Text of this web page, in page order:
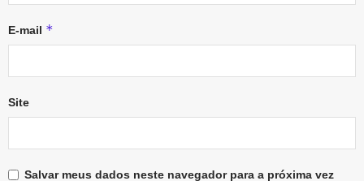
E-mail *
Site
Salvar meus dados neste navegador para a próxima vez